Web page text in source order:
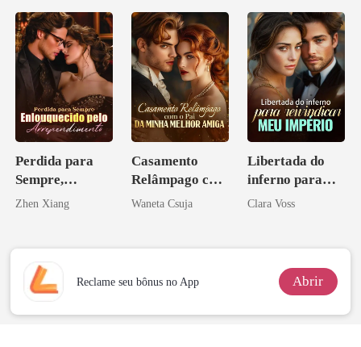
Perdida para
Sempre,
Enlouquecido
o
Zhen Xiang
Casamento
Relâmpago com
o Pai da Minha
Waneta Csuja
Libertada do
inferno para
reivindicar meu
Clara Voss
Reclame seu bônus no App Abrir